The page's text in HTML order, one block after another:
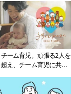
ーム育児。頑張る2人を
え、チーム育児に共感